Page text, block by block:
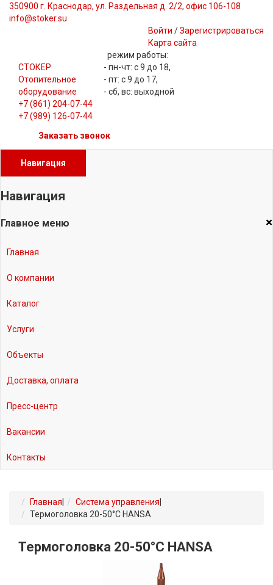
350900 г. Краснодар, ул. Раздельная д. 2/2, офис 106-108
info@stoker.su
Войти /Зарегистрироваться
Карта сайта
СТОКЕР
Отопительное
оборудование
режим работы:
- пн-чт: с 9 до 18,
- пт: с 9 до 17,
- сб, вс: выходной
+7 (861) 204-07-44
+7 (989) 126-07-44
Заказать звонок
Навигация
Навигация
×
Главное меню
Главная
О компании
Каталог
Услуги
Объекты
Доставка, оплата
Пресс-центр
Вакансии
Контакты
Главная Система управления
Термоголовка 20-50°С HANSA
Термоголовка 20-50°С HANSA